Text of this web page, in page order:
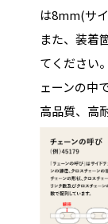
は8mm(サ
また、装着
てください
ェーンの中
高品質、高